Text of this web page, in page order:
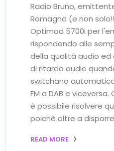
Radio Bruno,
Romagna (e non
Optimod 5700i per
rispondendo alle
della qualità audio ed
di ritardo audio
switchano
FM a DAB e
è possibile risolvere
poichè oltre a
READ MORE